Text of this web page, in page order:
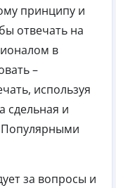
принципу и
отвечать на
в
–
используя
сдельная и
Популярными
за вопросы и